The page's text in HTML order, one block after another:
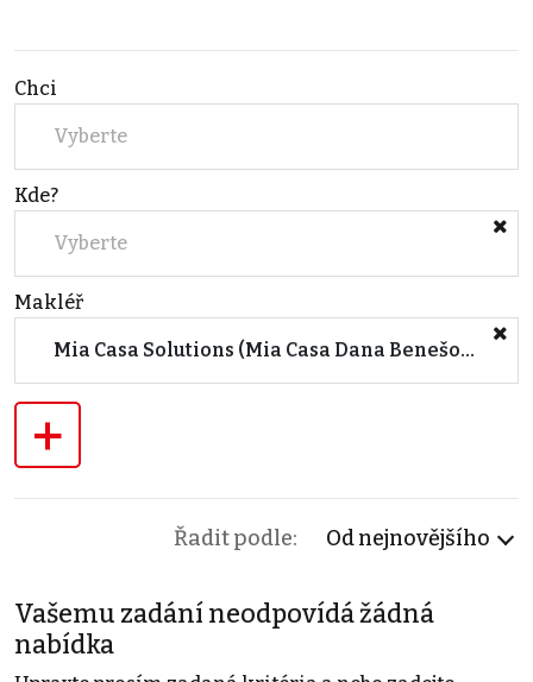
Chci
Vyberte
Kde?
Vyberte
Makléř
Mia Casa Solutions (Mia Casa Dana Benešová)
+
Řadit podle: Od nejnovějšího
Vašemu zadání neodpovídá žádná
nabídka